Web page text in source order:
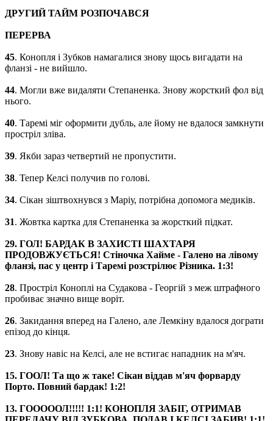
ДРУГИЙ ТАЙМ РОЗПОЧАВСЯ
ПЕРЕРВА
45. Конопля і Зубков намагалися знову щось вигадати на
фланзі - не вийшло.
44. Могли вже видаляти Степаненка. Знову жорсткий фол від
нього.
40. Таремі міг оформити дубль, але йому не вдалося замкнути
простріл зліва.
39. Якби зараз четвертий не пропустити.
38. Тепер Келсі получив по голові.
34. Сікан зіштвохнувся з Маріу, потрібна допомога медиків.
31. Жовтка картка для Степаненка за жорсткий підкат.
29. ГОЛ! БАРДАК В ЗАХИСТІ ШАХТАРЯ
ПРОДОВЖУЄТЬСЯ! Стіночка Хайме - Галено на лівому
фланзі, пас у центр і Таремі розстрілює Різника. 1:3!
28. Простріл Коноплі на Судакова - Георгій з меж штрафного
пробиває значно вище воріт.
26. Закидання вперед на Галено, але Лемкіну вдалося дограти
епізод до кінця.
23. Знову навіс на Келсі, але не встигає нападник на м'яч.
15. ГООЛ! Та що ж таке! Сікан віддав м'яч форварду
Порто. Повний бардак! 1:2!
13. ГОООООЛ!!!!! 1:1! КОНОПЛЯ ЗАБІГ, ОТРИМАВ